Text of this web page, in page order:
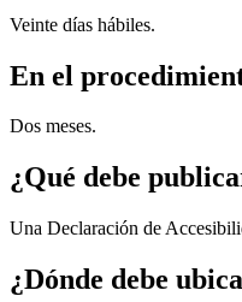
Veinte días hábiles.
En el
Dos meses.
¿Qué debe
Una Declaración de
¿Dónde debe